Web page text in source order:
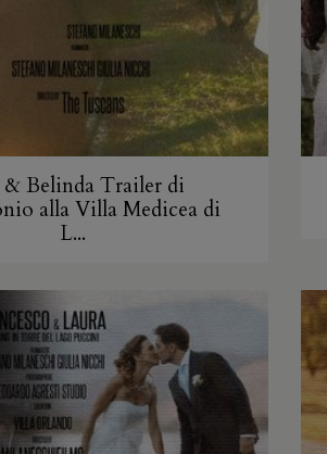
& Belinda Trailer di
alla Villa Medicea di
L...